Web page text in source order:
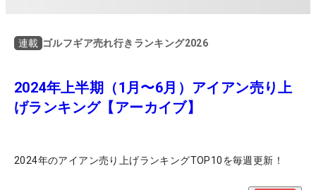
連載 ゴルフギア売れ行きランキング2026
2024年上半期（1月〜6月）アイアン売り上
げランキング【アーカイブ】
2024年のアイアン売り上げランキングTOP10を毎週更新！